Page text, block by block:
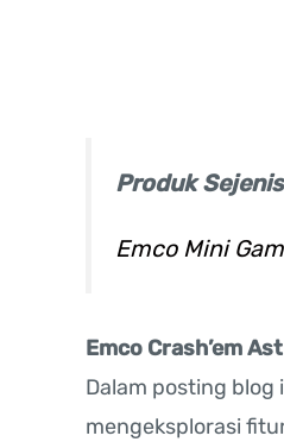
Produk
Emco Mini
Emco Crash’em Ast
Dalam posting blog
mengeksplorasi